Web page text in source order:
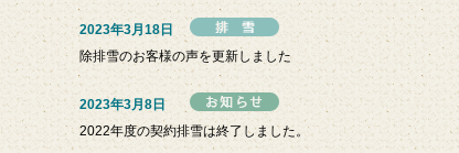
2023年3月18日
除排雪のお客様の声を更新しました
2023年3月8日
2022年度の契約排雪は終了しました。